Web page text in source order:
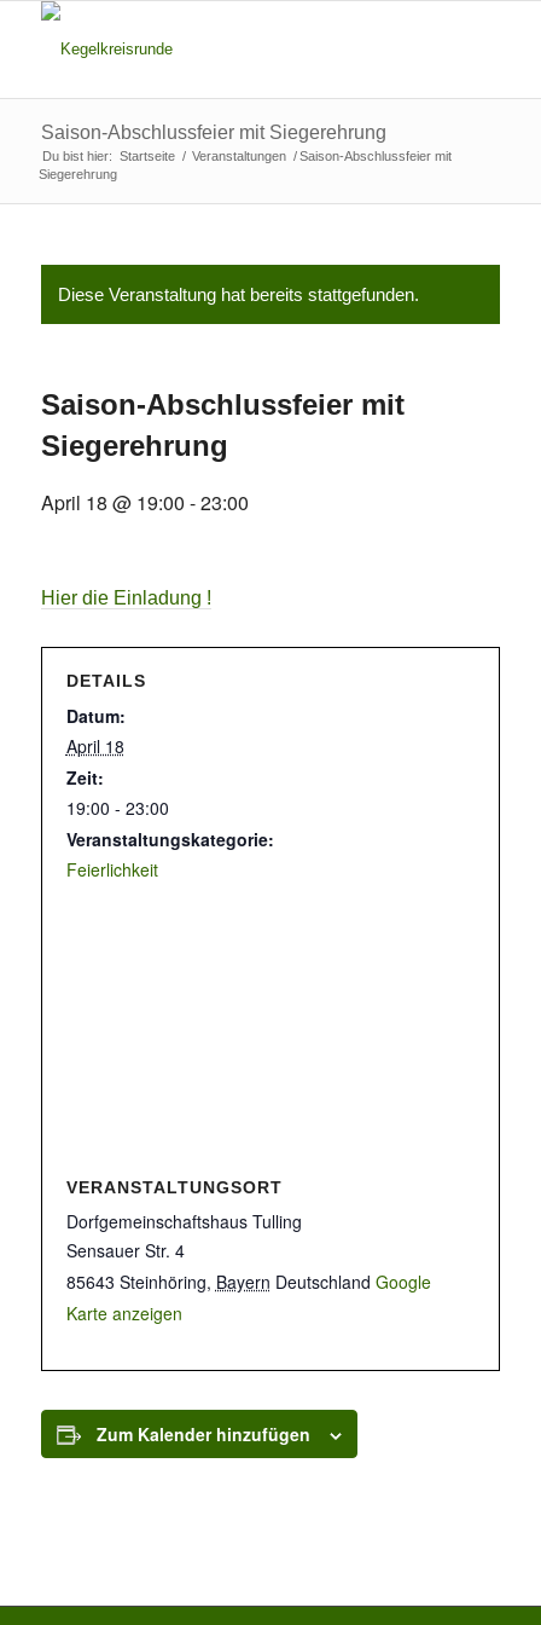
Saison-Abschlussfeier mit Siegerehrung
Du bist hier: Startseite / Veranstaltungen / Saison-Abschlussfeier mit
Siegerehrung
Diese Veranstaltung hat bereits stattgefunden.
Saison-Abschlussfeier mit
Siegerehrung
April 18 @ 19:00 -23:00
Hier die Einladung !
DETAILS
Datum:
April 18
Zeit:
19:00 - 23:00
Veranstaltungskategorie:
Feierlichkeit
VERANSTALTUNGSORT
Dorfgemeinschaftshaus Tulling
Sensauer Str. 4
85643 Steinhöring, Bayern Deutschland Google
Karte anzeigen
Zum Kalender hinzufügen